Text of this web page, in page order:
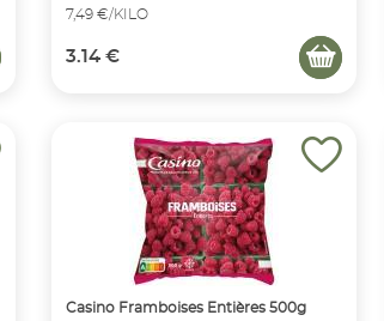
7,49 €/KILO
3.14 €
Casino Framboises Entières 500g